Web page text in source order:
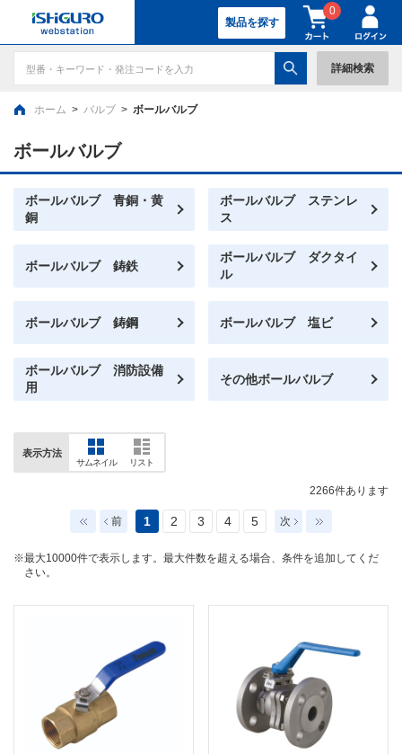
製品を探す
0
詳細検索
ホーム > バルブ > ボールバルブ
ボールバルブ
ボールバルブ 青銅・黄
銅
ボールバルブ ステンレ
ス
ボールバルブ 鋳鉄
ボールバルブ ダクタイ
ル
ボールバルブ 鋳鋼 ボールバルブ 塩ビ
ボールバルブ 消防設備
用
その他ボールバルブ
表示方法
サムネイル リスト
2266件あります
前 1 2 3 4 5 次
※最大10000件で表示します。最大件数を超える場合、条件を追加してくだ
さい。